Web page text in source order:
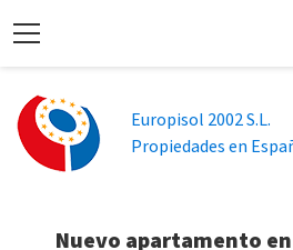
Europisol 2002 S.L.
Propiedades en
Nuevo apartamento en